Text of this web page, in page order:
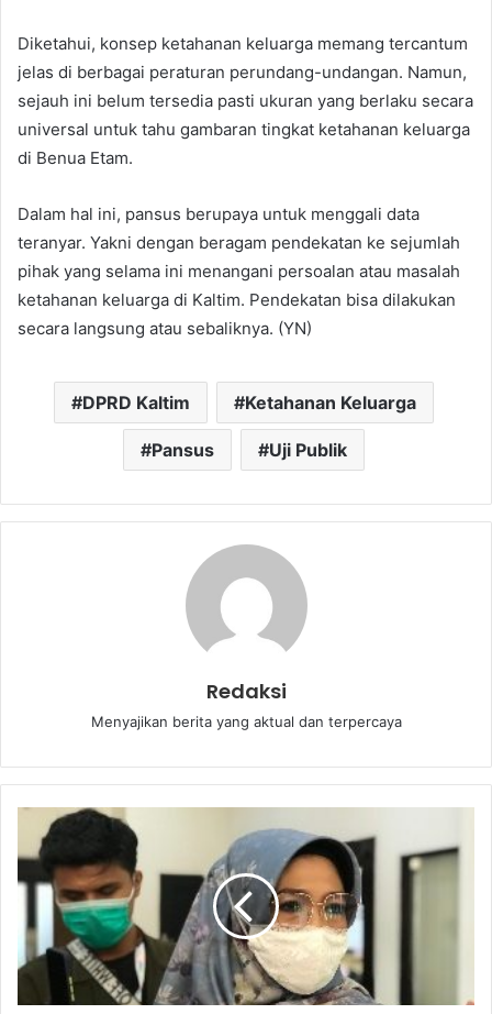
Diketahui, konsep ketahanan keluarga memang tercantum
jelas di berbagai peraturan perundang-undangan. Namun,
sejauh ini belum tersedia pasti ukuran yang berlaku secara
universal untuk tahu gambaran tingkat ketahanan keluarga
di Benua Etam.
Dalam hal ini, pansus berupaya untuk menggali data
teranyar. Yakni dengan beragam pendekatan ke sejumlah
pihak yang selama ini menangani persoalan atau masalah
ketahanan keluarga di Kaltim. Pendekatan bisa dilakukan
secara langsung atau sebaliknya. (YN)
DPRD Kaltim Ketahanan Keluarga
Pansus Uji Publik
Redaksi
Menyajikan berita yang aktual dan terpercaya